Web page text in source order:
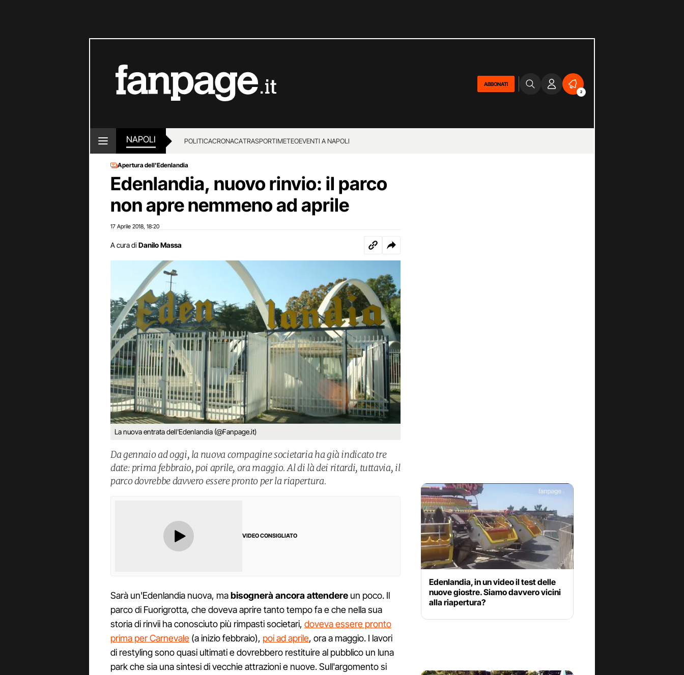
ABBONATI
2
NAPOLI POLITICACRONACATRASPORTIMETEOEVENTI A NAPOLI
Apertura dell'Edenlandia
Edenlandia, nuovo rinvio: il parco
non apre nemmeno ad aprile
17 Aprile 2018 18:20
A cura di Danilo Massa
La nuova entrata dell'Edenlandia (@Fanpage.it)
Da gennaio ad oggi, la nuova compagine societaria ha già indicato tre
date: prima febbraio, poi aprile, ora maggio. Al di là dei ritardi, tuttavia, il
parco dovrebbe davvero essere pronto per la riapertura.
VIDEO CONSIGLIATO
Sarà un'Edenlandia nuova, mabisognerà ancora attendere un poco. Il
parco di Fuorigrotta, che doveva aprire tanto tempo fa e che nella sua
storia di rinvii ha conosciuto più rimpasti societari, doveva essere pronto
prima per Carnevale (a inizio febbraio), poi ad aprile, ora a maggio. I lavori
di restyling sono quasi ultimati e dovrebbero restituire al pubblico un luna
park che sia una sintesi di vecchie attrazioni e nuove. Sull'argomento si
Edenlandia, in un video il test delle
nuove giostre. Siamo davvero vicini
alla riapertura?